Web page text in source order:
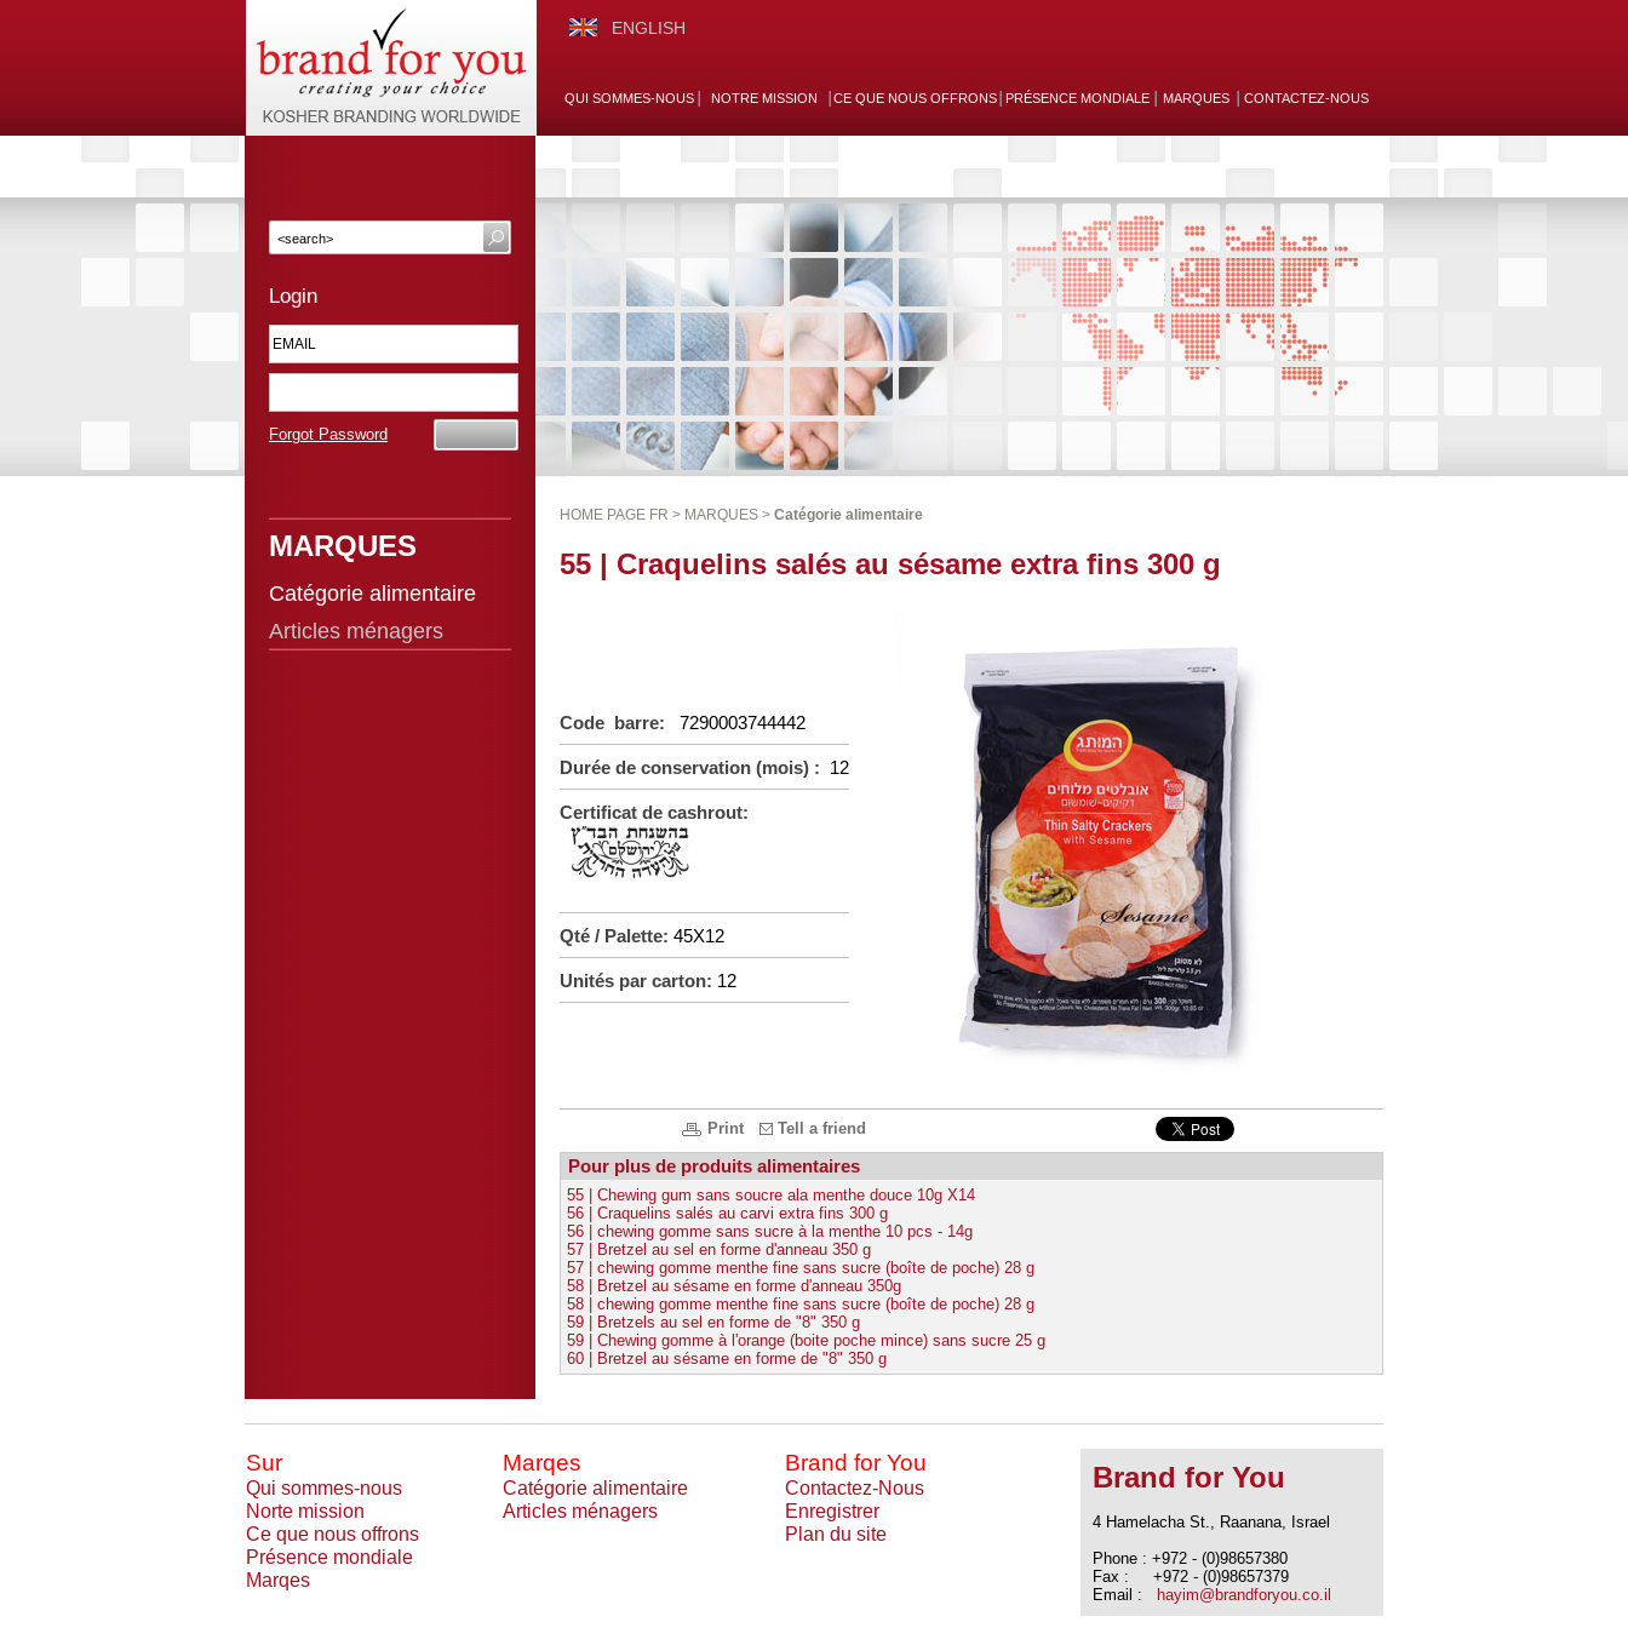
ENGLISH
QUI SOMMES-NOUS NOTRE MISSION CE QUE NOUS OFFRONS PRÉSENCE MONDIALE MARQUES CONTACTEZ-NOUS
Login
Forgot Password
MARQUES
Catégorie alimentaire
Articles ménagers
HOME PAGE FR > MARQUES > Catégorie alimentaire
55 | Craquelins salés au sésame extra fins 300 g
Code barre: 7290003744442
Durée de conservation (mois) : 12
Certificat de cashrout:
Qté / Palette: 45X12
Unités par carton: 12
Print Tell a friend
Pour plus de produits alimentaires
55 | Chewing gum sans soucre ala menthe douce 10g X14
56 | Craquelins salés au carvi extra fins 300 g
56 | chewing gomme sans sucre à la menthe 10 pcs - 14g
57 | Bretzel au sel en forme d'anneau 350 g
57 | chewing gomme menthe fine sans sucre (boîte de poche) 28 g
58 | Bretzel au sésame en forme d'anneau 350g
58 | chewing gomme menthe fine sans sucre (boîte de poche) 28 g
59 | Bretzels au sel en forme de "8" 350 g
59 | Chewing gomme à l'orange (boite poche mince) sans sucre 25 g
60 | Bretzel au sésame en forme de "8" 350 g
Sur Marqes Brand for You
Qui sommes-nous Catégorie alimentaire
Contactez-Nous
Norte mission
Articles ménagers
Enregistrer
Ce que nous offrons
Plan du site
Présence mondiale
Marqes
Brand for You
4 Hamelacha St., Raanana, Israel
Phone : +972 - (0)98657380
Fax : +972 - (0)98657379
Email :
hayim@brandforyou.co.il